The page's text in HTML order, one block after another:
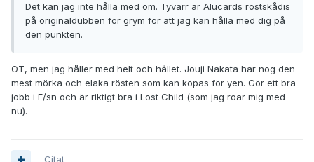
Det kan jag inte hålla med om. Tyvärr är Alucards röstskådis
på originaldubben för grym för att jag kan hålla med dig på
den punkten.
OT, men jag håller med helt och hållet. Jouji Nakata har nog den
mest mörka och elaka rösten som kan köpas för yen. Gör ett bra
jobb i F/sn och är riktigt bra i Lost Child (som jag roar mig med
nu).
Citat